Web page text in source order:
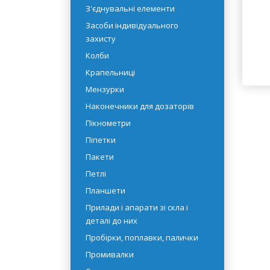
рідин
Емності
З'єднувальні елементи
Засоби індивідуального
захисту
Колби
Крапельниці
Мензурки
Наконечники для дозаторів
Пікнометри
Піпетки
Пакети
Петлі
Планшети
Прилади і апарати зі скла і
деталі до них